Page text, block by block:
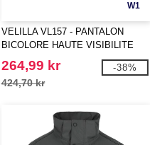
W1
VELILLA VL157 - PANTALON
BICOLORE HAUTE VISIBILITE
264,99 kr
424,70 kr
-38%